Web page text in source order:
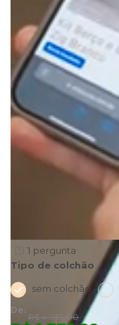
1 pergunta
Tipo de colchão
sem colchão
De:
R$ 4.933,00